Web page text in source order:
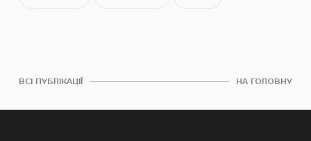
ВСІ ПУБЛІКАЦІЇ НА ГОЛОВНУ